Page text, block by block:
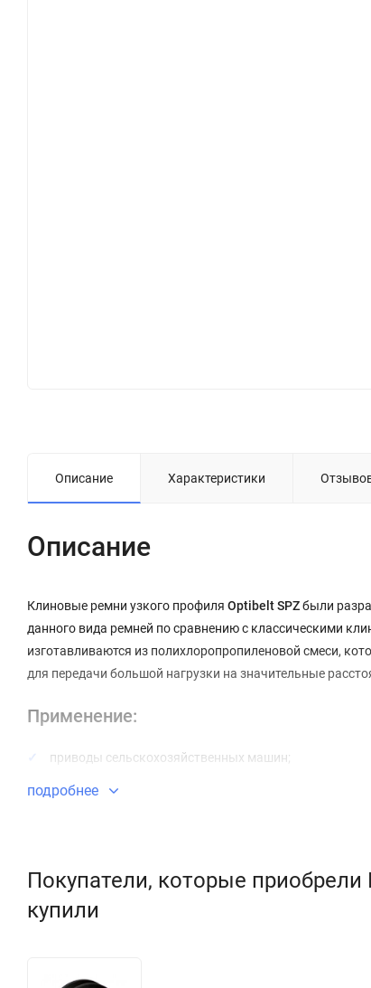
Описание Характеристики
Описание
Клиновые ремни узкого профиля Optibelt SPZбыли
данного вида ремней по сравнению с классическими
изготавливаются из полихлоропропиленовой смеси,
для передачи большой нагрузки на значительные
Применение:
приводы сельскохозяйственных машин;
приводы промышленного оборудования;
автомобилестроение;
конструкции с наружным натяжением малого
подробнее
Покупатели, которые
купили